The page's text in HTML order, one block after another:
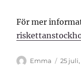
För mer
Författare
Emma 25